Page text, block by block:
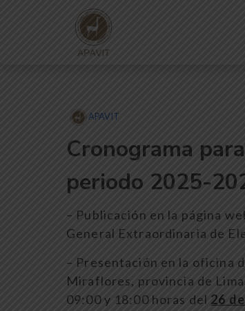
APAVIT
Cronograma
periodo 2025-
– Publicación en la página
General Extraordinaria de
– Presentación en la oficina
Miraflores, provincia de
09:00 y 18:00 horas del 26